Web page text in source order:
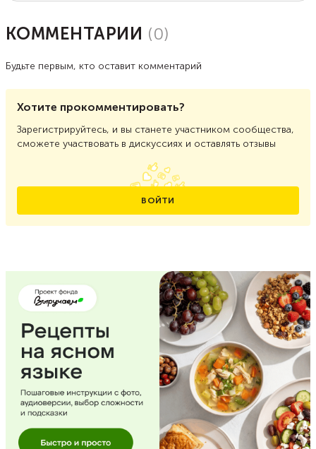
КОММЕНТАРИИ (0)
Будьте первым, кто оставит комментарий
Хотите прокомментировать?
Зарегистрируйтесь, и вы станете участником сообщества,
сможете участвовать в дискуссиях и оставлять отзывы
ВОЙТИ